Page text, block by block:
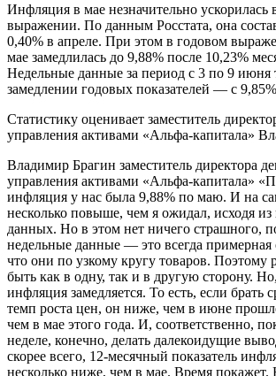
Инфляция в мае незначительно ускорилась
выражении. По данным Росстата, она
0,40% в апреле. При этом в годовом
мае замедлилась до 9,88% после 10,23%
Недельные данные за период с 3 по 9 июня
замедлении годовых показателей — с
Статистику оценивает заместитель
управления активами «Альфа-капитала»
Владимир Брагин заместитель директора
управления активами «Альфа-капитала»
инфляция у нас была 9,88% по маю. И на
несколько повыше, чем я ожидал, исходя
данных. Но в этом нет ничего страшного,
недельные данные — это всегда примерная
что они по узкому кругу товаров. Поэтому
быть как в одну, так и в другую сторону.
инфляция замедляется. То есть, если брать
темп роста цен, он ниже, чем в июне
чем в мае этого года. И, соответственно,
неделе, конечно, делать далекоидущие
скорее всего, 12-месячный показатель
несколько ниже, чем в мае. Время